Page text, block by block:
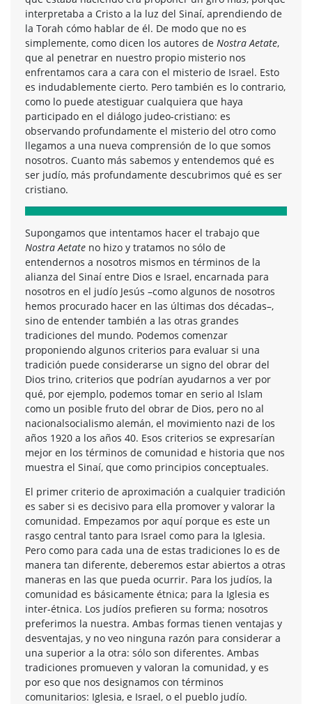
interpretaba a Cristo a la luz del Sinaí, aprendiendo de
la Torah cómo hablar de él. De modo que no es
simplemente, como dicen los autores de Nostra Aetate,
que al penetrar en nuestro propio misterio nos
enfrentamos cara a cara con el misterio de Israel. Esto
es indudablemente cierto. Pero también es lo contrario,
como lo puede atestiguar cualquiera que haya
participado en el diálogo judeo-cristiano: es
observando profundamente el misterio del otro como
llegamos a una nueva comprensión de lo que somos
nosotros. Cuanto más sabemos y entendemos qué es
ser judío, más profundamente descubrimos qué es ser
cristiano.
Supongamos que intentamos hacer el trabajo que
Nostra Aetate no hizo y tratamos no sólo de
entendernos a nosotros mismos en términos de la
alianza del Sinaí entre Dios e Israel, encarnada para
nosotros en el judío Jesús –como algunos de nosotros
hemos procurado hacer en las últimas dos décadas–,
sino de entender también a las otras grandes
tradiciones del mundo. Podemos comenzar
proponiendo algunos criterios para evaluar si una
tradición puede considerarse un signo del obrar del
Dios trino, criterios que podrían ayudarnos a ver por
qué, por ejemplo, podemos tomar en serio al Islam
como un posible fruto del obrar de Dios, pero no al
nacionalsocialismo alemán, el movimiento nazi de los
años 1920 a los años 40. Esos criterios se expresarían
mejor en los términos de comunidad e historia que nos
muestra el Sinaí, que como principios conceptuales.
El primer criterio de aproximación a cualquier tradición
es saber si es decisivo para ella promover y valorar la
comunidad. Empezamos por aquí porque es este un
rasgo central tanto para Israel como para la Iglesia.
Pero como para cada una de estas tradiciones lo es de
manera tan diferente, deberemos estar abiertos a otras
maneras en las que pueda ocurrir. Para los judíos, la
comunidad es básicamente étnica; para la Iglesia es
inter-étnica. Los judíos prefieren su forma; nosotros
preferimos la nuestra. Ambas formas tienen ventajas y
desventajas, y no veo ninguna razón para considerar a
una superior a la otra: sólo son diferentes. Ambas
tradiciones promueven y valoran la comunidad, y es
por eso que nos designamos con términos
comunitarios: Iglesia, e Israel, o el pueblo judío.